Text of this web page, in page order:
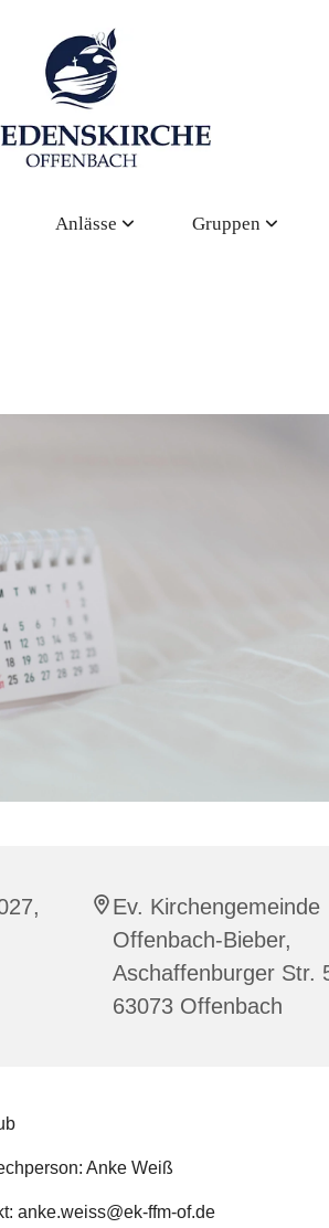
Anlässe Gruppen
Ev. Kirchengemeinde
Offenbach-Bieber,
Aschaffenburger Str.
63073 Offenbach
Anke Weiß
anke.weiss@ek-ffm-of.de